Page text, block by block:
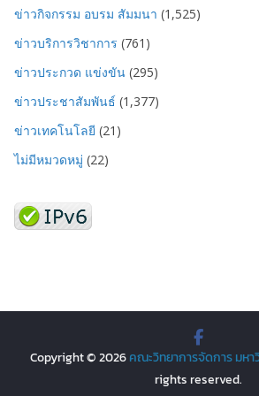
ข่าวกิจกรรม อบรม สัมมนา (1,525)
ข่าวบริการวิชาการ (761)
ข่าวประกวด แข่งขัน (295)
ข่าวประชาสัมพันธ์ (1,377)
ข่าวเทคโนโลยี (21)
ไม่มีหมวดหมู่ (22)
Copyright © 2026คณะวิทยาการจัดการ มหา
rights reserved.